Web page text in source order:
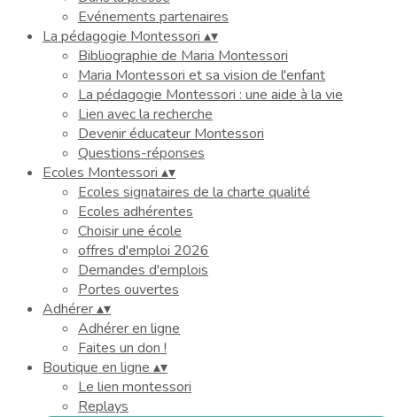
Evénements partenaires
La pédagogie Montessori ▴▾
Bibliographie de Maria Montessori
Maria Montessori et sa vision de l'enfant
La pédagogie Montessori : une aide à la vie
Lien avec la recherche
Devenir éducateur Montessori
Questions-réponses
Ecoles Montessori ▴▾
Ecoles signataires de la charte qualité
Ecoles adhérentes
Choisir une école
offres d'emploi 2026
Demandes d'emplois
Portes ouvertes
Adhérer▴▾
Adhérer en ligne
Faites un don !
Boutique en ligne ▴▾
Le lien montessori
Replays